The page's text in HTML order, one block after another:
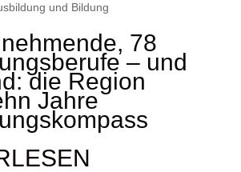
und Bildung
78
– und
die Region
Jahre